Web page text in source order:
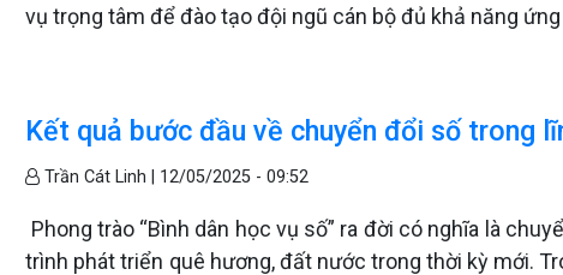
vụ trọng tâm để đào tạo đội ngũ cán bộ đủ khả năng
Kết quả bước đầu về chuyển đổi số trong
Trần Cát Linh | 12/05/2025 - 09:52
Phong trào “Bình dân học vụ số” ra đời có nghĩa là
trình phát triển quê hương, đất nước trong thời kỳ mới.